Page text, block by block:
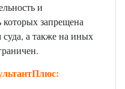
и
запрещена
а также на иных